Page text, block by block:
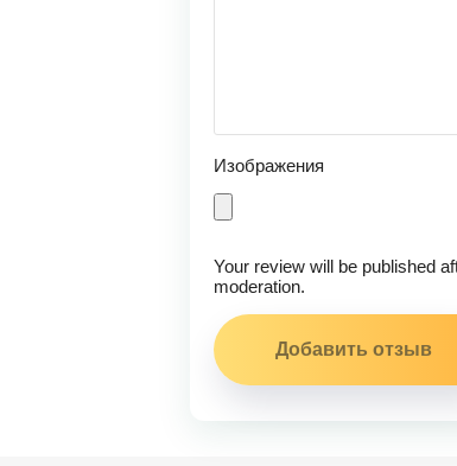
Изображения
Your review will be published
moderation.